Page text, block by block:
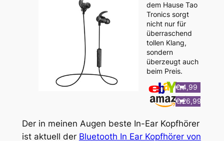
dem Hause Tao
Tronics sorgt
nicht nur für
überraschend
tollen Klang,
sondern
überzeugt auch
beim Preis.
€ 4,99
€ 26,99
Der in meinen Augen beste In-Ear Kopfhörer
ist aktuell der Bluetooth In Ear Kopfhörer von